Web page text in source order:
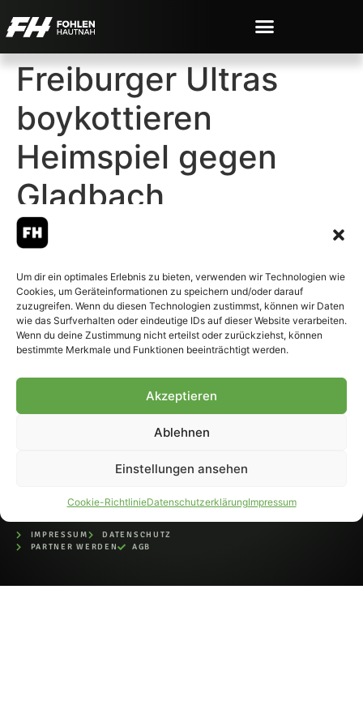
Um dir ein optimales Erlebnis zu bieten, verwenden wir Technologien wie
Cookies, um Geräteinformationen zu speichern und/oder darauf
zuzugreifen. Wenn du diesen Technologien zustimmst, können wir Daten
wie das Surfverhalten oder eindeutige IDs auf dieser Website verarbeiten.
Wenn du deine Zustimmung nicht erteilst oder zurückziehst, können
bestimmte Merkmale und Funktionen beeinträchtigt werden.
Akzeptieren
Ablehnen
Einstellungen ansehen
Cookie-RichtlinieDatenschutzerklärungImpressum
Freiburger Ultras
boykottieren
Heimspiel gegen
Gladbach
© 2007-2026 Fohlen-Hautnah.de
– Alle rechte vorbehalten.
Fohlen-Hautnah.de ist ein
offiziell eingetragenes Magazin
IMPRESSUM
DATENSCHUTZ
PARTNER WERDEN
AGB